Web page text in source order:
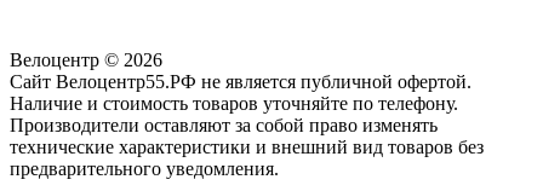
Велоцентр © 2026
Сайт Велоцентр55.РФ не является публичной офертой.
Наличие и стоимость товаров уточняйте по телефону.
Производители оставляют за собой право изменять
технические характеристики и внешний вид товаров без
предварительного уведомления.